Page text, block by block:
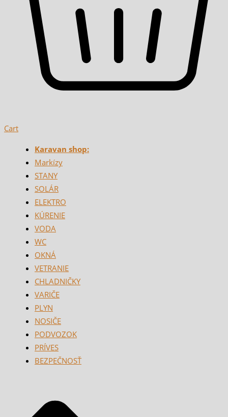
Cart
Karavan shop:
Markízy
STANY
SOLÁR
ELEKTRO
KÚRENIE
VODA
WC
OKNÁ
VETRANIE
CHLADNIČKY
VARIČE
PLYN
NOSIČE
PODVOZOK
PRÍVES
BEZPEČNOSŤ